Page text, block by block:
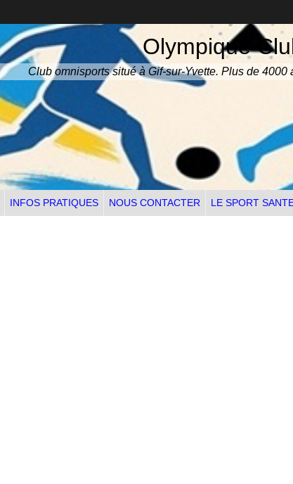
Olympique
Club omnisports situé à Gif-sur-Yvette. Plus de
INFOS PRATIQUES NOUS CONTACTER LE SPORT